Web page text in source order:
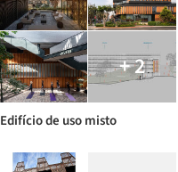
+ 2
Edifício de uso misto